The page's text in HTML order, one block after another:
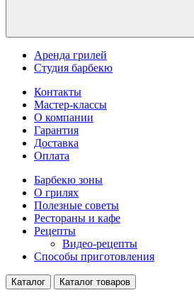
Аренда грилей
Студия барбекю
Контакты
Мастер-классы
О компании
Гарантия
Доставка
Оплата
Барбекю зоны
О грилях
Полезные советы
Рестораны и кафе
Рецепты
Видео-рецепты
Способы приготовления
Каталог Каталог товаров